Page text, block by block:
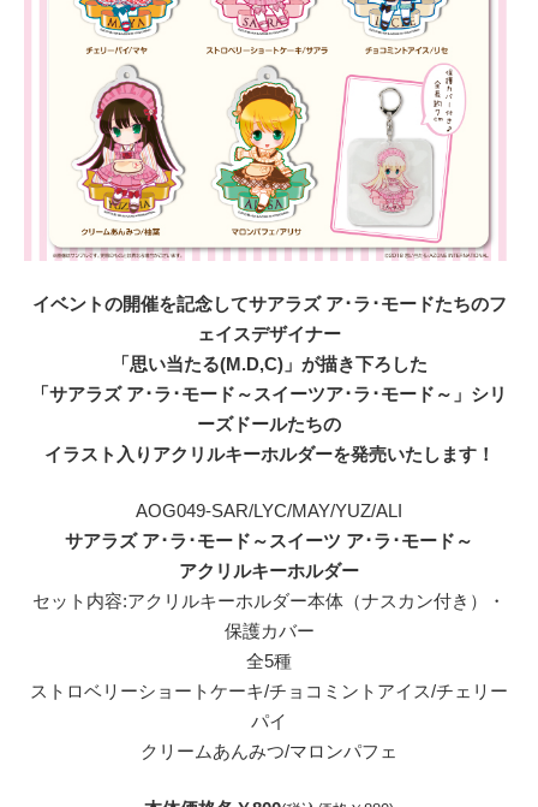
イベントの開催を記念してサアラズ ア･ラ･モードたちのフ
ェイスデザイナー
「思い当たる(M.D,C)」が描き下ろした
「サアラズ ア･ラ･モード～スイーツア･ラ･モード～」シリ
ーズドールたちの
イラスト入りアクリルキーホルダーを発売いたします！
AOG049-SAR/LYC/MAY/YUZ/ALI
サアラズ ア･ラ･モード～スイーツ ア･ラ･モード～
アクリルキーホルダー
セット内容:アクリルキーホルダー本体（ナスカン付き）・
保護カバー
全5種
ストロベリーショートケーキ/チョコミントアイス/チェリー
パイ
クリームあんみつ/マロンパフェ